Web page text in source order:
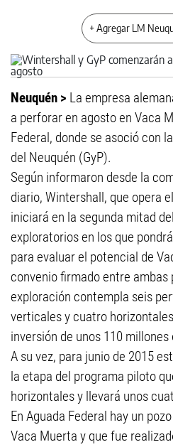
+ Agregar LM
Neuquén > La empresa
a perforar en agosto en Vaca
Federal, donde se asoció con
del Neuquén (GyP).
Según informaron desde la
diario, Wintershall, que opera
iniciará en la segunda mitad
exploratorios en los que
para evaluar el potencial de
convenio firmado entre
exploración contempla seis
verticales y cuatro
inversión de unos 110 millones
A su vez, para junio de 2015
la etapa del programa piloto
horizontales y llevará unos
En Aguada Federal hay un
Vaca Muerta y que fue